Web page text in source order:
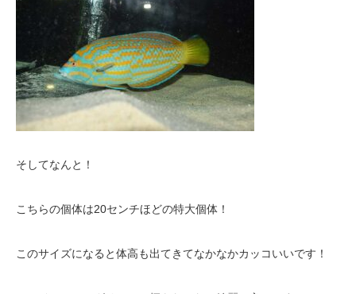
そしてなんと！
こちらの個体は20センチほどの特大個体！
このサイズになると体高も出てきてなかなかカッコいいです！